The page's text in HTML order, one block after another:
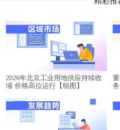
2026年北京工业用地供应持续收
缩 价格高位运行【组图】